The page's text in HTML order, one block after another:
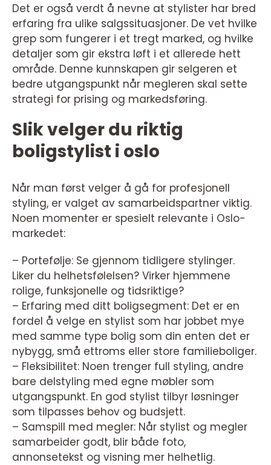
Det er også verdt å nevne at stylister har bred
erfaring fra ulike salgssituasjoner. De vet hvilke
grep som fungerer i et tregt marked, og hvilke
detaljer som gir ekstra løft i et allerede hett
område. Denne kunnskapen gir selgeren et
bedre utgangspunkt når megleren skal sette
strategi for prising og markedsføring.
Slik velger du riktig
boligstylist i oslo
Når man først velger å gå for profesjonell
styling, er valget av samarbeidspartner viktig.
Noen momenter er spesielt relevante i Oslo-
markedet:
– Portefølje: Se gjennom tidligere stylinger.
Liker du helhetsfølelsen? Virker hjemmene
rolige, funksjonelle og tidsriktige?
– Erfaring med ditt boligsegment: Det er en
fordel å velge en stylist som har jobbet mye
med samme type bolig som din enten det er
nybygg, små ettroms eller store familieboliger.
– Fleksibilitet: Noen trenger full styling, andre
bare delstyling med egne møbler som
utgangspunkt. En god stylist tilbyr løsninger
som tilpasses behov og budsjett.
– Samspill med megler: Når stylist og megler
samarbeider godt, blir både foto,
annonsetekst og visning mer helhetlig.